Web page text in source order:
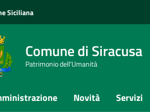
Siciliana
Comune di Siracusa
Patrimonio dell'Umanità
Novità Servizi